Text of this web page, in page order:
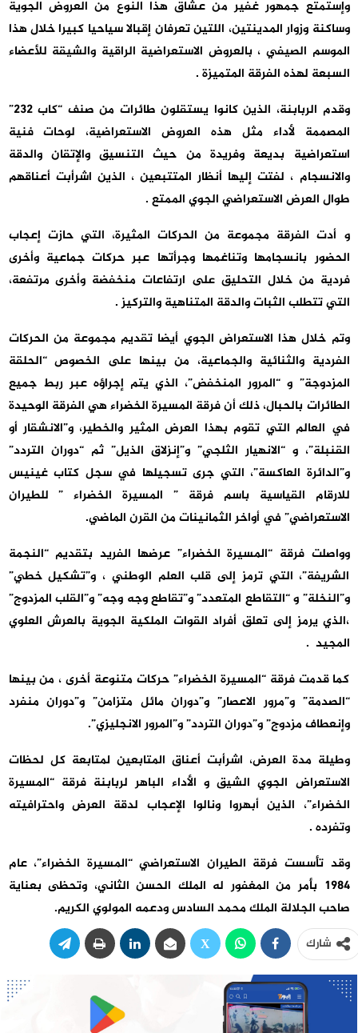
وإستمتع جمهور غفير من عشاق هذا النوع من العروض الجوية
وساكنة وزوار المدينتين، اللتين تعرفان إقبالا سياحيا كبيرا خلال هذا
الموسم الصيفي ، بالعروض الاستعراضية الراقية والشيقة للأعضاء
السبعة لهذه الفرقة المتميزة .
وقدم الربابنة، الذين كانوا يستقلون طائرات من صنف “كاب 232”
المصممة لأداء مثل هذه العروض الاستعراضية، لوحات فنية
استعراضية بديعة وفريدة من حيث التنسيق والإتقان والدقة
والانسجام ، لفتت إليها أنظار المتتبعين ، الذين اشرأبت أعناقهم
طوال العرض الاستعراضي الجوي الممتع .
و أدت الفرقة مجموعة من الحركات المثيرة، التي حازت إعجاب
الحضور بانسجامها وتناغمها وجرأتها عبر حركات جماعية وأخرى
فردية من خلال التحليق على ارتفاعات منخفضة وأخرى مرتفعة،
التي تتطلب الثبات والدقة المتناهية والتركيز .
وتم خلال هذا الاستعراض الجوي أيضا تقديم مجموعة من الحركات
الفردية والثنائية والجماعية، من بينها على الخصوص “الحلقة
المزدوجة” و “المرور المنخفض”، الذي يتم إجراؤه عبر ربط جميع
الطائرات بالحبال، ذلك أن فرقة المسيرة الخضراء هي الفرقة الوحيدة
في العالم التي تقوم بهذا العرض المثير والخطير، و”الانشقار أو
القنبلة”، و “الانهيار الثلجي” و”إنزلاق الذيل” ثم “دوران التردد”
و”الدائرة العاكسة”، التي جرى تسجيلها في سجل كتاب غينيس
للارقام القياسية باسم فرقة ” المسيرة الخضراء ” للطيران
الاستعراضي” في أواخر الثمانينات من القرن الماضي.
وواصلت فرقة “المسيرة الخضراء” عرضها الفريد بتقديم “النجمة
الشريفة”، التي ترمز إلى قلب العلم الوطني ، و”تشكيل خطي”
و”النخلة” و “التقاطع المتعدد” و”تقاطع وجه وجه” و”القلب المزدوج”
،الذي يرمز إلى تعلق أفراد القوات الملكية الجوية بالعرش العلوي
المجيد .
كما قدمت فرقة “المسيرة الخضراء” حركات متنوعة أخرى ، من بينها
“الصدمة” و”مرور الاعصار” و”دوران مائل متزامن” و”دوران منفرد
وإنعطاف مزدوج” و”دوران التردد” و”المرور الانجليزي”.
وطيلة مدة العرض، اشرأبت أعناق المتابعين لمتابعة كل لحظات
الاستعراض الجوي الشيق و الأداء الباهر لربابنة فرقة “المسيرة
الخضراء”، الذين أبهروا ونالوا الإعجاب لدقة العرض واحترافيته
وتفرده .
وقد تأسست فرقة الطيران الاستعراضي “المسيرة الخضراء”، عام
1984 بأمر من المغفور له الملك الحسن الثاني، وتحظى بعناية
صاحب الجلالة الملك محمد السادس ودعمه المولوي الكريم.
شارك